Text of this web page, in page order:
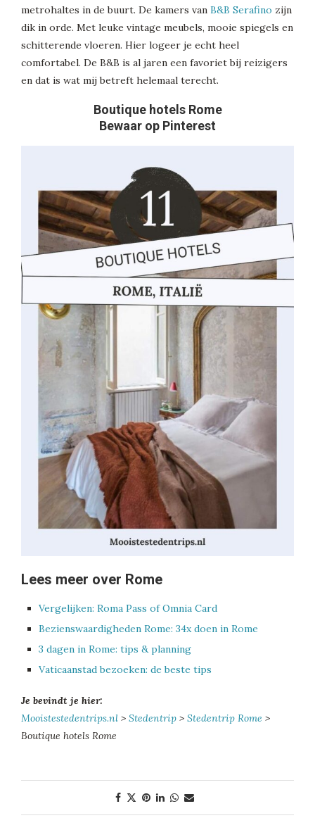
metrohaltes in de buurt. De kamers van B&B Serafino zijn
dik in orde. Met leuke vintage meubels, mooie spiegels en
schitterende vloeren. Hier logeer je echt heel
comfortabel. De B&B is al jaren een favoriet bij reizigers
en dat is wat mij betreft helemaal terecht.
Boutique hotels Rome
Bewaar op Pinterest
Lees meer over Rome
Vergelijken: Roma Pass of Omnia Card
Bezienswaardigheden Rome: 34x doen in Rome
3 dagen in Rome: tips & planning
Vaticaanstad bezoeken: de beste tips
Je bevindt je hier:
Mooistestedentrips.nl > Stedentrip > Stedentrip Rome >
Boutique hotels Rome